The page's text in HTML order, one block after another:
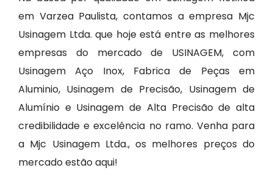
em Varzea Paulista, contamos a empresa Mjc
Usinagem Ltda. que hoje está entre as melhores
empresas do mercado de USINAGEM, com
Usinagem Aço Inox, Fabrica de Peças em
Aluminio, Usinagem de Precisão, Usinagem de
Alumínio e Usinagem de Alta Precisão de alta
credibilidade e excelência no ramo. Venha para
a Mjc Usinagem Ltda., os melhores preços do
mercado estão aqui!